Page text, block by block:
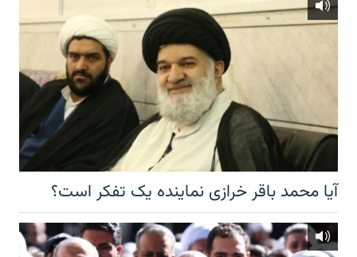
آیا محمد باقر خرازی نماینده یک تفکر است؟